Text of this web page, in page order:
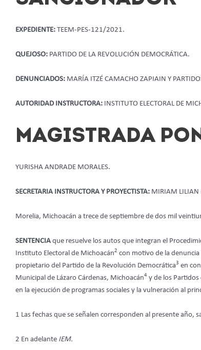
EXPEDIENTE: TEEM-PES-121/2021.
QUEJOSO: PARTIDO DE LA REVOLUCIÓN DEMOCRÁTICA.
DENUNCIADOS: MARÍA ITZÉ CAMACHO ZAPIAIN Y
AUTORIDAD INSTRUCTORA: INSTITUTO ELECTORAL DE
MAGISTRADA
YURISHA ANDRADE MORALES.
SECRETARIA INSTRUCTORA Y PROYECTISTA: MIRIAM LILIAN
Morelia, Michoacán a trece de septiembre de dos mil
SENTENCIA que resuelve los autos que integran el
Instituto Electoral de Michoacán2 con motivo de la
propietario del Partido de la Revolución Democrática3 en
Municipal de Lázaro Cárdenas, Michoacán4 y de los Partidos
en la ejecución de programas sociales y la vulneración al
1 Las fechas que se señalen corresponden al presente año,
2 En adelante IEM.